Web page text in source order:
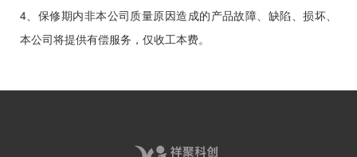
4、保修期内非本公司质量原因造成的产品故障、缺陷、损坏、
本公司将提供有偿服务，仅收工本费。